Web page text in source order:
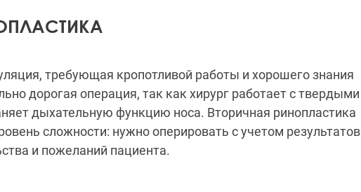
требующая кропотливой работы и хорошего знания
дорогая операция, так как хирург работает с твердыми
дыхательную функцию носа. Вторичная ринопластика
сложности: нужно оперировать с учетом результатов
и пожеланий пациента.